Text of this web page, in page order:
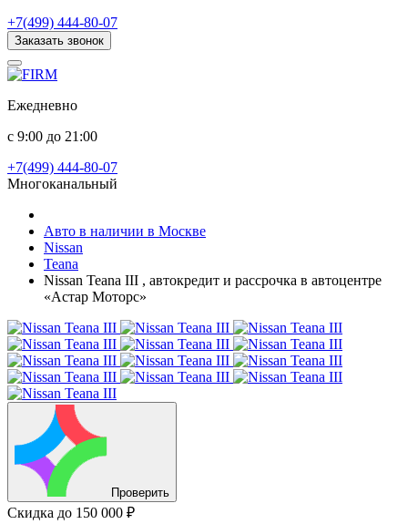
+7(499) 444-80-07
Заказать звонок
Ежедневно
с 9:00 до 21:00
+7(499) 444-80-07
Многоканальный
Авто в наличии в Москве
Nissan
Teana
Nissan Teana III , автокредит и рассрочка в автоцентре
«Астар Моторс»
Проверить
Скидка до 150 000 ₽